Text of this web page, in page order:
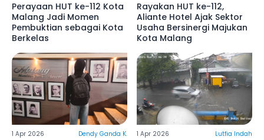
Perayaan HUT ke-112 Kota
Malang Jadi Momen
Pembuktian sebagai Kota
Berkelas
Rayakan HUT ke-112,
Aliante Hotel Ajak Sektor
Usaha Bersinergi Majukan
Kota Malang
1 Apr 2026 Dendy Ganda K. 1 Apr 2026 Lutfia Indah